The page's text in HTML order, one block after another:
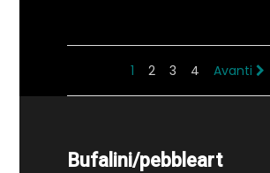
1 2 3 4 Avanti
Bufalini/pebbleart